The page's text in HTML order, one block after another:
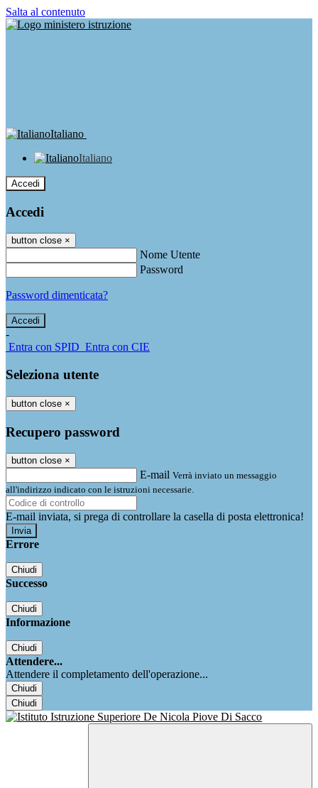
Salta al contenuto
Italiano
Italiano
Accedi
Accedi
button close ×
Nome Utente
Password
Password dimenticata?
-
Entra con SPID Entra con CIE
Seleziona utente
button close ×
Recupero password
button close ×
E-mail Verrà inviato un messaggio
all'indirizzo indicato con le istruzioni necessarie.
E-mail inviata, si prega di controllare la casella di posta elettronica!
Errore
Chiudi
Successo
Chiudi
Informazione
Chiudi
Attendere...
Attendere il completamento dell'operazione...
Chiudi
Chiudi